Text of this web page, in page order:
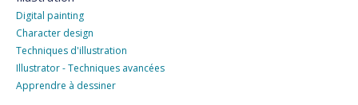
Digital painting
Character design
Techniques d'illustration
Illustrator - Techniques avancées
Apprendre à dessiner